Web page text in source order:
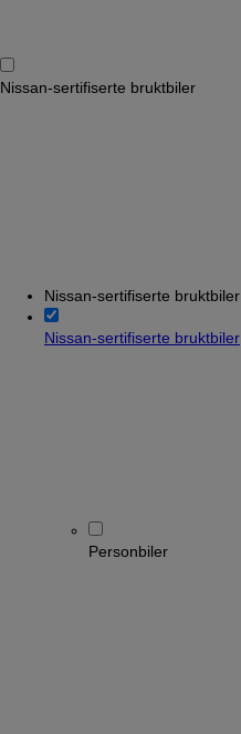
Nissan-sertifiserte bruktbiler
Nissan-sertifiserte bruktbiler
Nissan-sertifiserte bruktbiler
Personbiler